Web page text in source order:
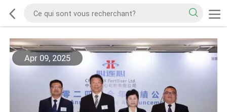
Apr 09, 2025